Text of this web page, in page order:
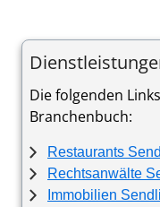
Die folgenden
Branchenbuch:
Restaurants
Rechtsanwälte
Immobilien